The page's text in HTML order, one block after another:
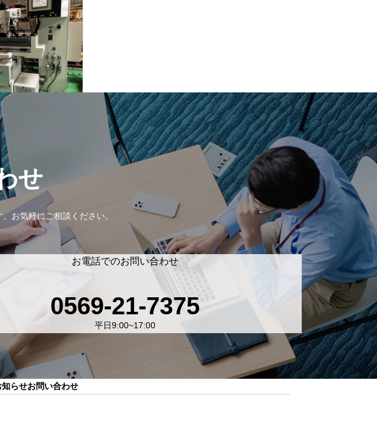
せ
お気軽にご相談ください。
お電話でのお問い合わせ
0569-21-7375
平日9:00~17:00
知らせお問い合わせ